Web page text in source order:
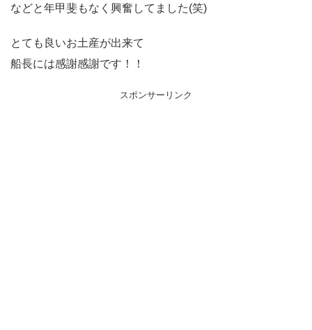
などと年甲斐もなく興奮してました(笑)
とても良いお土産が出来て
船長には感謝感謝です！！
スポンサーリンク